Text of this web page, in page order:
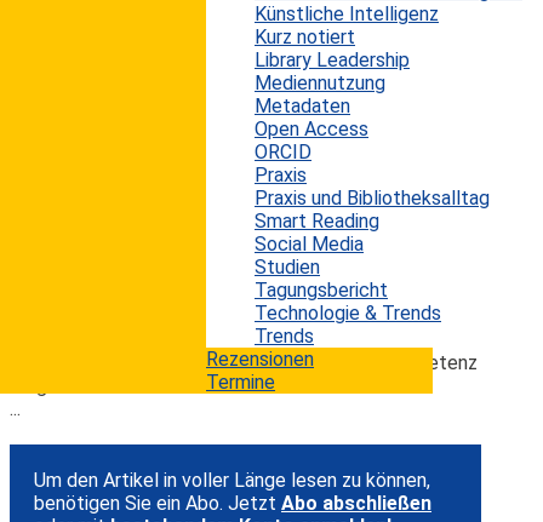
Künstliche Intelligenz
Kurz notiert
Library Leadership
Mediennutzung
Metadaten
Open Access
ORCID
Praxis
Praxis und Bibliotheksalltag
Smart Reading
Social Media
Studien
Tagungsbericht
Technologie & Trends
Trends
Rezensionen
Termine
etwas wie die Rolle eines Katalysators bei der
Digitalisierung zugesprochen. Ob dies wirklich so ist
oder ob Corona nur einen kurzfristigen Effekt hat, wird
man wahrscheinlich erst in den nächsten Jahren
halbwegs verbindlich sagen können. Wie es aktuell mit
dem Digitalisierungsgrad der deutschen Gesellschaft
aussieht, zeigt die neueste Ausgabe der seit 2013
jährlich veröffentlichten Studie des D21-Digital-Index.
Die Ausgabe 2020/2021 zeichnet wieder ein
umfassendes Bild zur digitalen Gesellschaft in
Deutschland, sie belegt, dass die Digitalisierung nicht
aufzuhalten, aber längst nicht so weit fortgeschritten
ist, wie manche gehofft oder manche vielleicht auch
befürchtet haben. Anschließend werden noch die
Resultate einer ebenfalls kürzlich publizierten Studie
der Techniker Krankenkasse (TK) zur Digitalkompetenz
...
Um den Artikel in voller Länge lesen zu können,
benötigen Sie ein Abo. Jetzt Abo abschließen